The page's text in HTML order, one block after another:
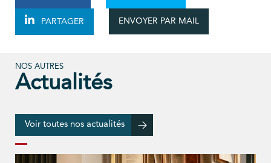
PARTAGER ENVOYER PAR MAIL
NOS AUTRES
Actualités
Voir toutes nos actualités